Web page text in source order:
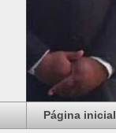
Página inicial